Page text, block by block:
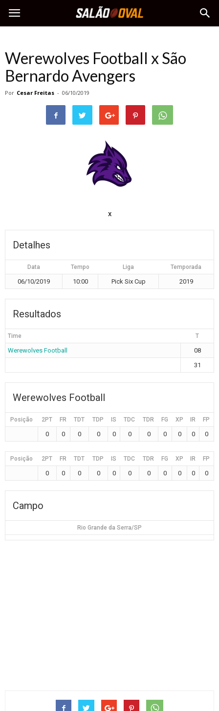
Werewolves Football x São
Bernardo Avengers
Por Cesar Freitas - 06/10/2019
x
Detalhes
Data Tempo Liga Temporada
06/10/2019 10:00 Pick Six Cup 2019
Resultados
Time T
Werewolves Football
08
31
Werewolves Football
Posição 2PT FR TDT TDP IS TDC TDR FG XP IR FP
0 0 0 0 0 0 0 0 0 0 0
Posição 2PT FR TDT TDP IS TDC TDR FG XP IR FP
0 0 0 0 0 0 0 0 0 0 0
Campo
Rio Grande da Serra/SP